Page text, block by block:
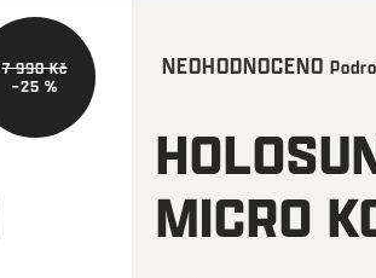
7 990 Kč
–25 %
Průměrné
je
0,0
z
NEOHODNOCENO
MICRO